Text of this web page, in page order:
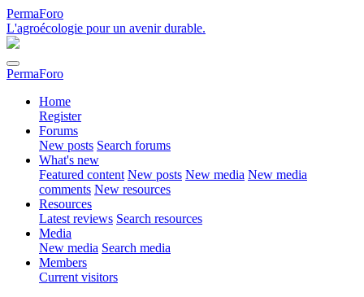
PermaForo
L'agroécologie pour un avenir durable.
PermaForo
Home
Register
Forums
New posts Search forums
What's new
Featured content New posts New media New media
comments New resources
Resources
Latest reviews Search resources
Media
New media Search media
Members
Current visitors